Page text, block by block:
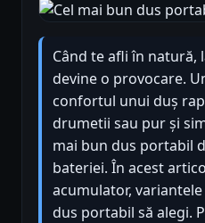
Când te afli în natură,
devine o provocare.
confortul unui duș
drumetii sau pur și
mai bun dus portabil
bateriei. În acest
acumulator,
dus portabil să alegi.